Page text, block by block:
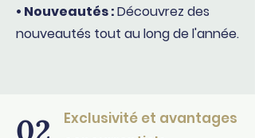
• Nouveautés :Découvrez des
nouveautés tout au long de l'année.
02
Exclusivité et avantages